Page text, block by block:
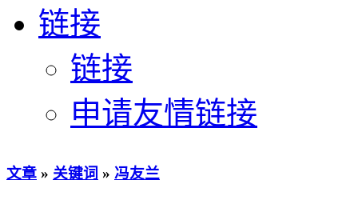
链接
链接
申请友情链接
文章 » 关键词 » 冯友兰